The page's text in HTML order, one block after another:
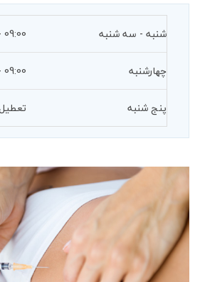
شنبه - سه شنبه 09:00 - 17:00
چهارشنبه 09:00 - 13:00
پنج شنبه